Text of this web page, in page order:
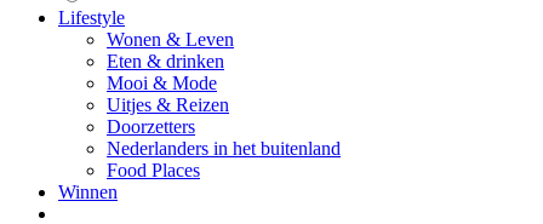
Lifestyle
Wonen & Leven
Eten & drinken
Mooi & Mode
Uitjes & Reizen
Doorzetters
Nederlanders in het buitenland
Food Places
Winnen